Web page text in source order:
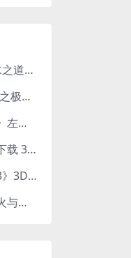
3D电影《阿凡达2水之道》3D左右格式 高清蓝光原盘 网盘下载 中文配音 4K3DVR电影
3D电影《3D肉蒲团之极乐宝鉴》下载 全球首部3D限制级电影 网盘下载
3D电影《一路向西》左右格式 3D版 高清 网盘 下载
3D电影《阿凡达》下载 3D左右格式 加长版 网盘下载
3D电影《变形金刚3》3D左右格式 高清蓝光 百度网盘+迅雷 下载 出屏国配字幕.国英双语
3D电影《阿凡达：火与烬》3D 4K Avatar：Fire and Ash 3D 左右格式 高清4K 电影 下载